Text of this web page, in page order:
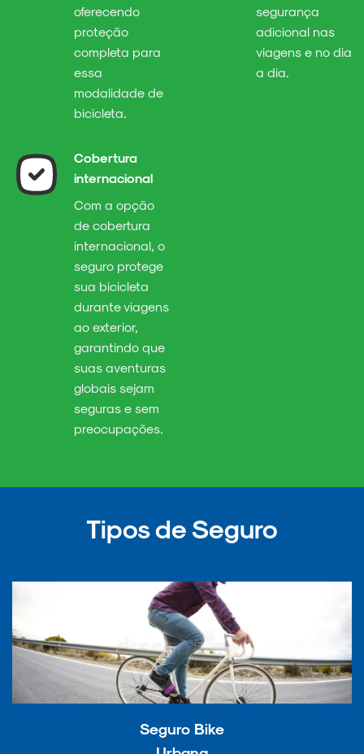
oferecendo
proteção
completa para
essa
modalidade de
bicicleta.
segurança
adicional nas
viagens e no dia
a dia.
Cobertura
internacional
Com a opção
de cobertura
internacional, o
seguro protege
sua bicicleta
durante viagens
ao exterior,
garantindo que
suas aventuras
globais sejam
seguras e sem
preocupações.
Tipos de Seguro
Seguro Bike